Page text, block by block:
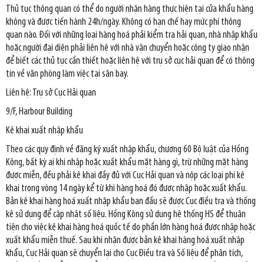
Thủ tục thông quan có thể do người nhận hàng thực hiện tại cửa khẩu hàng
không và được tiến hành 24h/ngày. Không có hạn chế hay mức phí thông
quan nào. Đối với những loại hàng hoá phải kiểm tra hải quan, nhà nhập khẩu
hoặc người đại diện phải liên hệ với nhà vận chuyển hoặc công ty giao nhận
để biết các thủ tục cần thiết hoặc liên hệ với trụ sở cục hải quan để có thông
tin về văn phòng làm việc tại sân bay.
Liên hệ: Trụ sở Cục Hải quan
9/F, Harbour Building
Kê khai xuất nhập khẩu
Theo các quy định về đăng ký xuất nhập khẩu, chương 60 Bộ luật của Hồng
Kông, bất kỳ ai khi nhập hoặc xuất khẩu mặt hàng gì, trừ những mặt hàng
được miễn, đều phải kê khai đầy đủ với Cục Hải quan và nộp các loại phí kê
khai trong vòng 14 ngày kể từ khi hàng hoá đó được nhập hoặc xuất khẩu.
Bản kê khai hàng hoá xuất nhập khẩu ban đầu sẽ được Cục điều tra và thống
kê sử dụng để cập nhật số liệu. Hồng Kông sử dụng hệ thống HS để thuận
tiện cho việc kê khai hàng hoá quốc tế do phần lớn hàng hoá được nhập hoặc
xuất khẩu miễn thuế. Sau khi nhận được bản kê khai hàng hoá xuất nhập
khẩu, Cục Hải quan sẽ chuyển lại cho Cục Điều tra và Số liệu để phân tích,